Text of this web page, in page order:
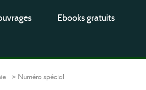
Ebooks gratuits
> Numéro spécial